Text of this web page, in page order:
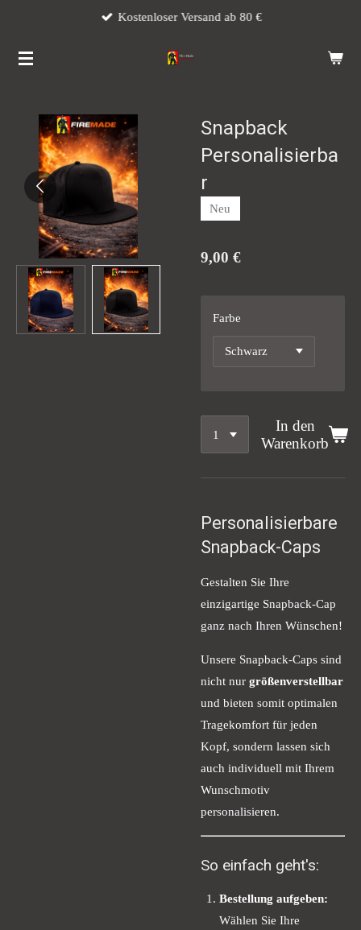
springen
Kostenloser Versand ab 80 €
Snapback
Personalisierba
r
Neu
9,00 €
Farbe
In den
Warenkorb
Personalisierbare
Snapback-Caps
Gestalten Sie Ihre
einzigartige Snapback-Cap
ganz nach Ihren Wünschen!
Unsere Snapback-Caps sind
nicht nur größenverstellbar
und bieten somit optimalen
Tragekomfort für jeden
Kopf, sondern lassen sich
auch individuell mit Ihrem
Wunschmotiv
personalisieren.
So einfach geht's:
Bestellung aufgeben:
Wählen Sie Ihre